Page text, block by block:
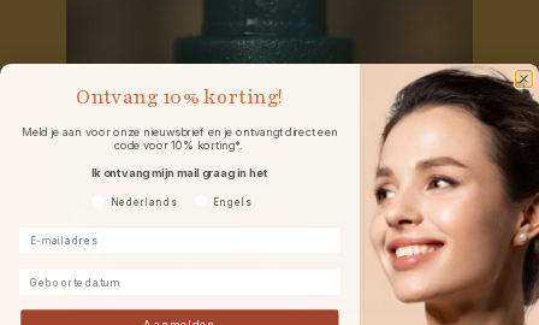
Ontvang 10% korting!
Meld je aan voor onze nieuwsbrief en je ontvangt direct een
code voor 10% korting*.
Ik ontvang mijn mail graag in het
Voorkeurtaal
Nederlands Engels